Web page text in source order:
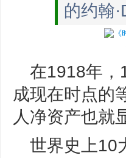
的约翰
在1918年，
成现在时点的
人净资产也就
世界史上10